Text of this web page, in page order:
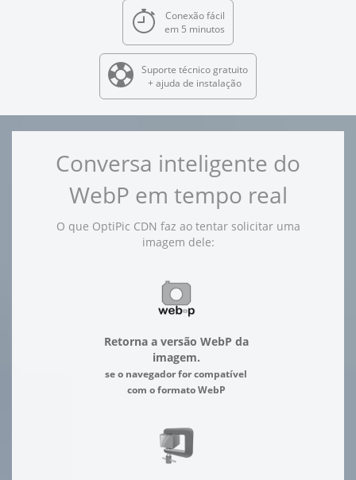
Conexão fácil
em 5 minutos
Suporte técnico gratuito
+ ajuda de instalação
Conversa inteligente do
WebP em tempo real
O que OptiPic CDN faz ao tentar solicitar uma
imagem dele:
Retorna a versão WebP da
imagem.
se o navegador for compatível
com o formato WebP